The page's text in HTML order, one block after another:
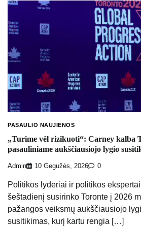
PASAULIO NAUJIENOS
„Turime vėl rizikuoti“: Carney kalba
pasauliniame aukščiausiojo lygio
Admin 10 Gegužės, 2026 0
Politikos lyderiai ir politikos
šeštadienį susirinko Toronte į 2026
pažangos veiksmų aukščiausiojo
susitikimas, kurį kartu rengia […]